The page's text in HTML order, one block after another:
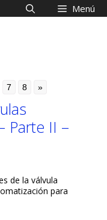
Menú
7 8 »
Parte II –
de la válvula
para